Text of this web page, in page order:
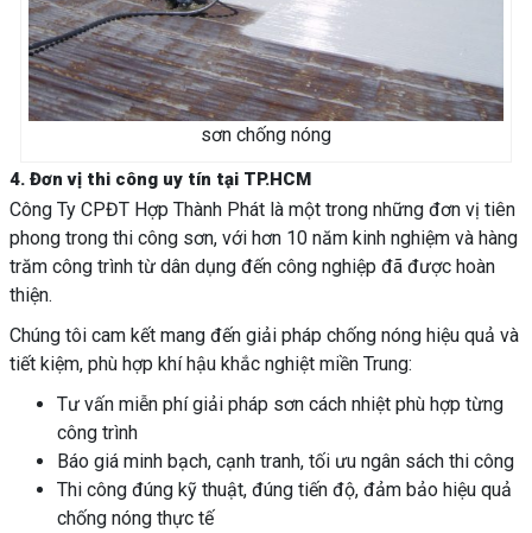
sơn chống nóng
4. Đơn vị thi công uy tín tại TP.HCM
Công Ty CPĐT Hợp Thành Phát là một trong những đơn vị tiên
phong trong thi công sơn, với hơn 10 năm kinh nghiệm và hàng
trăm công trình từ dân dụng đến công nghiệp đã được hoàn
thiện.
Chúng tôi cam kết mang đến giải pháp chống nóng hiệu quả và
tiết kiệm, phù hợp khí hậu khắc nghiệt miền Trung:
Tư vấn miễn phí giải pháp sơn cách nhiệt phù hợp từng
công trình
Báo giá minh bạch, cạnh tranh, tối ưu ngân sách thi công
Thi công đúng kỹ thuật, đúng tiến độ, đảm bảo hiệu quả
chống nóng thực tế